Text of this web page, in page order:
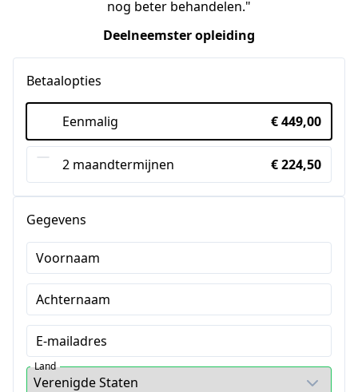
nog beter behandelen."
Deelneemster opleiding
Betaalopties
Eenmalig € 449,00
2 maandtermijnen € 224,50
Gegevens
Voornaam
Achternaam
E-mailadres
Land